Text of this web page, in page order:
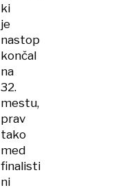
ki
je
nastop
končal
na
32.
mestu,
prav
tako
med
finalisti
ni